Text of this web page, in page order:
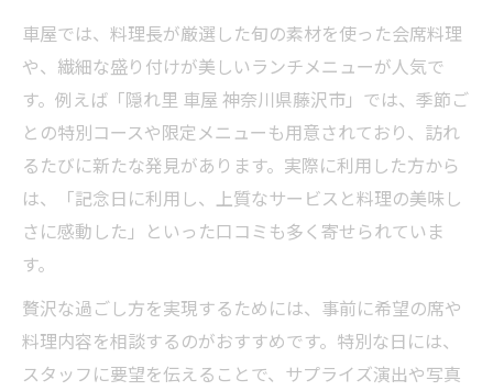
車屋では、料理長が厳選した旬の素材を使った会席料理
や、繊細な盛り付けが美しいランチメニューが人気で
す。例えば「隠れ里 車屋 神奈川県藤沢市」では、季節ご
との特別コースや限定メニューも用意されており、訪れ
るたびに新たな発見があります。実際に利用した方から
は、「記念日に利用し、上質なサービスと料理の美味し
さに感動した」といった口コミも多く寄せられていま
す。
贅沢な過ごし方を実現するためには、事前に希望の席や
料理内容を相談するのがおすすめです。特別な日には、
スタッフに要望を伝えることで、サプライズ演出や写真